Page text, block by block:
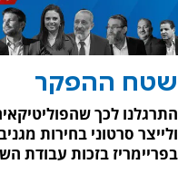
שטח ההפקר
התרגלנו לכך
ולייצר סרטוני בחירות
בפריימריז בזכות עבודת